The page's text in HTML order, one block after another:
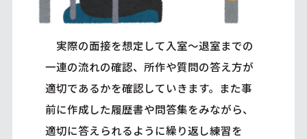
実際の面接を想定して入室～退室までの
一連の流れの確認、所作や質問の答え方が
適切であるかを確認していきます。また事
前に作成した履歴書や問答集をみながら、
適切に答えられるように繰り返し練習を